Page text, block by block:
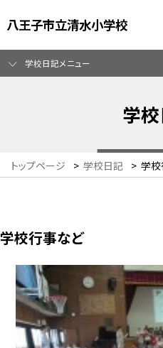
八王子市立清水小学校
学校日記メニュー
学
トップページ > 学校日記 > 学
学校行事など